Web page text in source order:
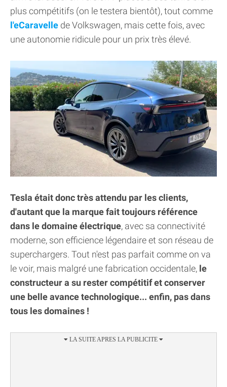
plus compétitifs (on le testera bientôt), tout comme
l'eCaravelle de Volkswagen, mais cette fois, avec
une autonomie ridicule pour un prix très élevé.
Tesla était donc très attendu par les clients,
d'autant que la marque fait toujours référence
dans le domaine électrique, avec sa connectivité
moderne, son efficience légendaire et son réseau de
superchargers. Tout n'est pas parfait comme on va
le voir, mais malgré une fabrication occidentale, le
constructeur a su rester compétitif et conserver
une belle avance technologique... enfin, pas dans
tous les domaines !